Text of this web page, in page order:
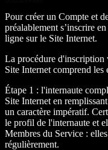
Pour créer un Compte et
préalablement s’inscrire
ligne sur le Site Internet.
La procédure d'inscription
Site Internet comprend les
Étape 1 : l'internaute
Site Internet en
un caractère impératif.
le profil de l'internaute et
Membres du Service :
régulièrement.